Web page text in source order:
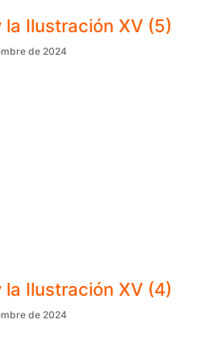
Ilustración XV (5)
de 2024
Ilustración XV (4)
de 2024